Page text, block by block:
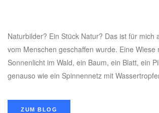
Naturbilder? Ein Stück Natur? Das ist für mich
vom Menschen geschaffen wurde. Eine Wiese
Sonnenlicht im Wald, ein Baum, ein Blatt, ein
genauso wie ein Spinnennetz mit
ZUM BLOG